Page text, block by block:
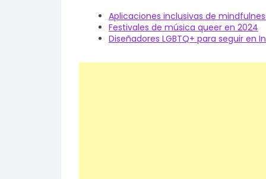
Aplicaciones inclusivas de
Festivales de música queer en 2024
Diseñadores LGBTQ+ para seguir en